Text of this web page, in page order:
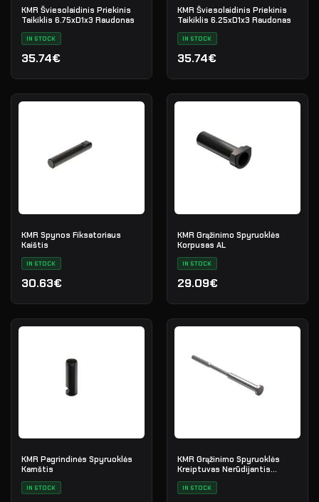
KMR Šviesolaidinis Priekinis
Taikiklis 6.75xD1x3 Raudonas
IN STOCK
35.74€
KMR Šviesolaidinis Priekinis
Taikiklis 6.25xD1x3 Raudonas
IN STOCK
35.74€
KMR Spynos Fiksatoriaus
Kaištis
IN STOCK
30.63€
KMR Grąžinimo Spyruoklės
Korpusas AL
IN STOCK
29.09€
KMR Pagrindinės Spyruoklės
Kamštis
IN STOCK
KMR Grąžinimo Spyruoklės
Kreiptuvas Nerūdijantis
Plienas
IN STOCK